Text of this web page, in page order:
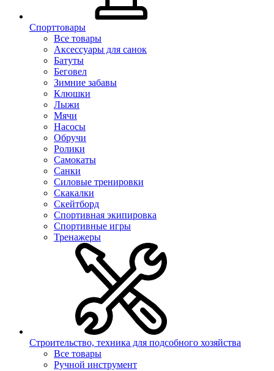
Спорттовары
Все товары
Аксессуары для санок
Батуты
Беговел
Зимние забавы
Клюшки
Лыжи
Мячи
Насосы
Обручи
Ролики
Самокаты
Санки
Силовые тренировки
Скакалки
Скейтборд
Спортивная экипировка
Спортивные игры
Тренажеры
Строительство, техника для подсобного хозяйства
Все товары
Ручной инструмент